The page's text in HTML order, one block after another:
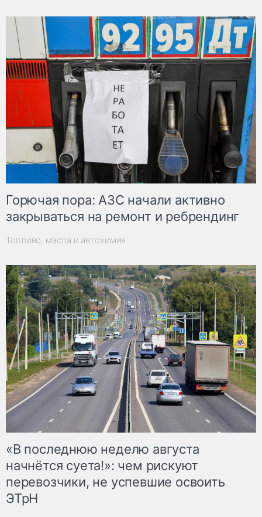
Горючая пора: АЗС начали активно
закрываться на ремонт и ребрендинг
Топливо, масла и автохимия
«В последнюю неделю августа
начнётся суета!»: чем рискуют
перевозчики, не успевшие освоить
ЭТрН